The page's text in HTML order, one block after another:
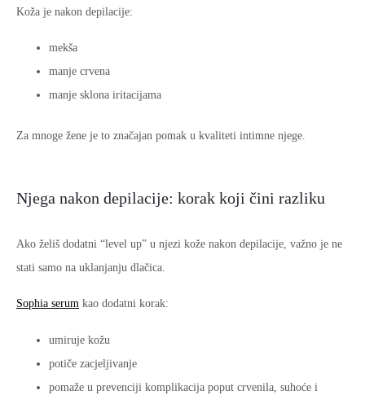
Koža je nakon depilacije:
mekša
manje crvena
manje sklona iritacijama
Za mnoge žene je to značajan pomak u kvaliteti intimne njege.
Njega nakon depilacije: korak koji čini razliku
Ako želiš dodatni “level up” u njezi kože nakon depilacije, važno je ne
stati samo na uklanjanju dlačica.
Sophia serum kao dodatni korak:
umiruje kožu
potiče zacjeljivanje
pomaže u prevenciji komplikacija poput crvenila, suhoće i